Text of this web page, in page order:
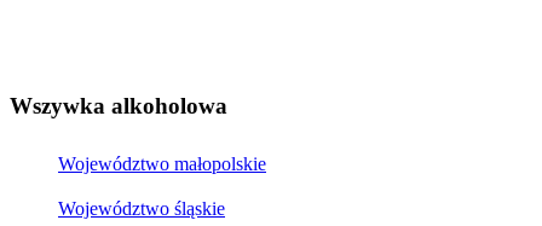
Wszywka alkoholowa
Województwo małopolskie
Województwo śląskie